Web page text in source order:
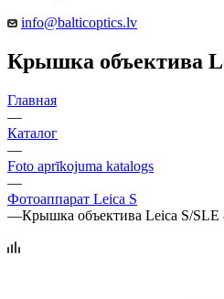
info@balticoptics.lv
Крышка объектива
Главная
—
Каталог
—
Foto aprīkojuma katalogs
—
Фотоаппарат Leica S
—Крышка объектива Leica S/SLE